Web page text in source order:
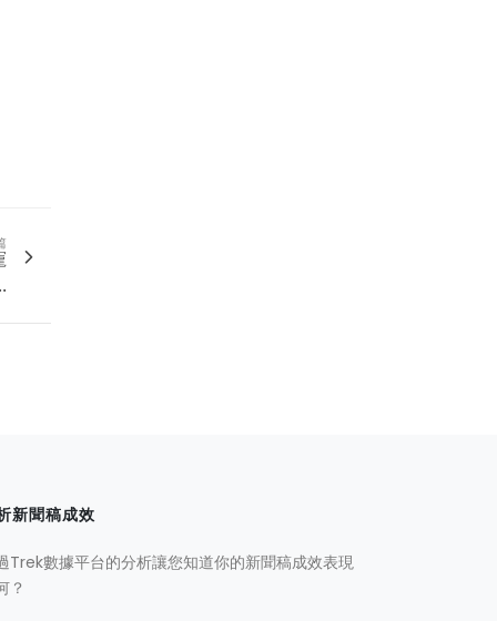
新聞稿成效
Trek數據平台的分析讓您知道你的新聞稿成效表現
？